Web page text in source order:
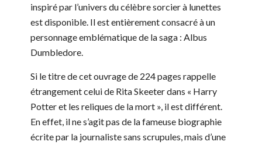
inspiré par l’univers du célèbre sorcier à lunettes
est disponible. Il est entièrement consacré à un
personnage emblématique de la saga : Albus
Dumbledore.
Si le titre de cet ouvrage de 224 pages rappelle
étrangement celui de Rita Skeeter dans « Harry
Potter et les reliques de la mort », il est différent.
En effet, il ne s’agit pas de la fameuse biographie
écrite par la journaliste sans scrupules, mais d’une